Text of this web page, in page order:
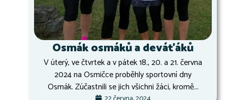
Osmák osmáků a deváťáků
V úterý, ve čtvrtek a v pátek 18., 20. a 21. června
2024 na Osmičce proběhly sportovní dny
Osmák. Zúčastnili se jich všichni žáci, kromě...